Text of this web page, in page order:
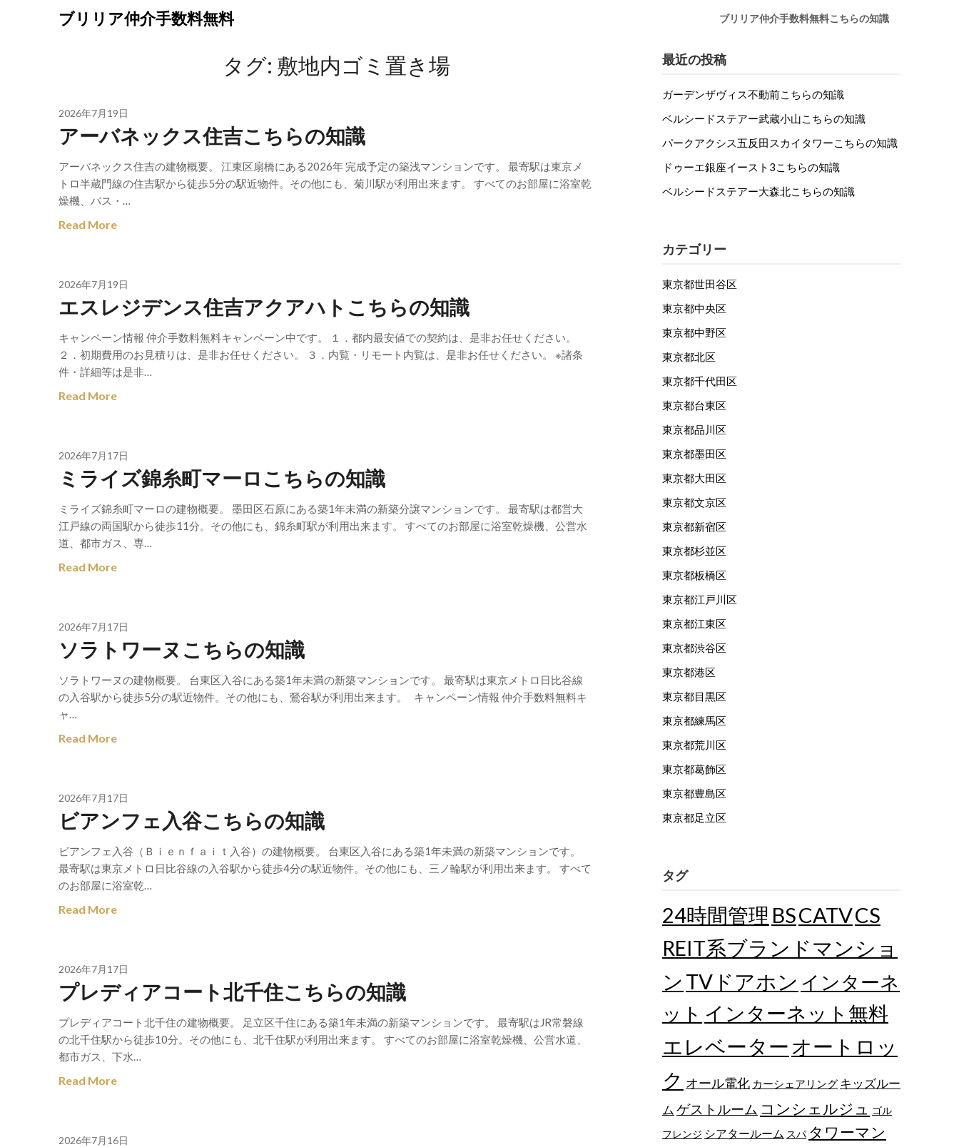
ブリリア仲介手数料無料 ブリリア仲介手数料無料こちらの知識
タグ: 敷地内ゴミ置き場
2026年7月19日
アーバネックス住吉こちらの知識
アーバネックス住吉の建物概要。 江東区扇橋にある2026年 完成予定の築浅マンションです。 最寄駅は東京メ
トロ半蔵門線の住吉駅から徒歩5分の駅近物件。その他にも、菊川駅が利用出来ます。 すべてのお部屋に浴室乾
燥機、バス・…
Read More
2026年7月19日
エスレジデンス住吉アクアハトこちらの知識
キャンペーン情報 仲介手数料無料キャンペーン中です。 １．都内最安値での契約は、是非お任せください。
２．初期費用のお見積りは、是非お任せください。 ３．内覧・リモート内覧は、是非お任せください。 ※諸条
件・詳細等は是非…
Read More
2026年7月17日
ミライズ錦糸町マーロこちらの知識
ミライズ錦糸町マーロの建物概要。 墨田区石原にある築1年未満の新築分譲マンションです。 最寄駅は都営大
江戸線の両国駅から徒歩11分。その他にも、錦糸町駅が利用出来ます。 すべてのお部屋に浴室乾燥機、公営水
道、都市ガス、専…
Read More
2026年7月17日
ソラトワーヌこちらの知識
ソラトワーヌの建物概要。 台東区入谷にある築1年未満の新築マンションです。 最寄駅は東京メトロ日比谷線
の入谷駅から徒歩5分の駅近物件。その他にも、鶯谷駅が利用出来ます。 キャンペーン情報 仲介手数料無料キ
ャ…
Read More
2026年7月17日
ビアンフェ入谷こちらの知識
ビアンフェ入谷（Ｂｉｅｎｆａｉｔ入谷）の建物概要。 台東区入谷にある築1年未満の新築マンションです。
最寄駅は東京メトロ日比谷線の入谷駅から徒歩4分の駅近物件。その他にも、三ノ輪駅が利用出来ます。 すべて
のお部屋に浴室乾…
Read More
2026年7月17日
プレディアコート北千住こちらの知識
プレディアコート北千住の建物概要。 足立区千住にある築1年未満の新築マンションです。 最寄駅はJR常磐線
の北千住駅から徒歩10分。その他にも、北千住駅が利用出来ます。 すべてのお部屋に浴室乾燥機、公営水道、
都市ガス、下水…
Read More
2026年7月16日
最近の投稿
ガーデンザヴィス不動前こちらの知識
ベルシードステアー武蔵小山こちらの知識
パークアクシス五反田スカイタワーこちらの知識
ドゥーエ銀座イースト3こちらの知識
ベルシードステアー大森北こちらの知識
カテゴリー
東京都世田谷区
東京都中央区
東京都中野区
東京都北区
東京都千代田区
東京都台東区
東京都品川区
東京都墨田区
東京都大田区
東京都文京区
東京都新宿区
東京都杉並区
東京都板橋区
東京都江戸川区
東京都江東区
東京都渋谷区
東京都港区
東京都目黒区
東京都練馬区
東京都荒川区
東京都葛飾区
東京都豊島区
東京都足立区
タグ
24時間管理 BSCATVCS
REIT系ブランドマンショ
ン TVドアホン インターネ
ット インターネット無料
エレベーター オートロッ
ク オール電化 カーシェアリング キッズルー
ム ゲストルーム コンシェルジュ
ゴル
フレンジ シアタールーム スパ タワーマン